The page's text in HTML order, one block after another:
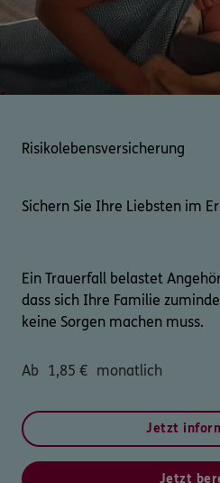
Bequem online oder
Mo–Sa 7–20
Kundenportal Log-in
Risikolebensversicherung
Sichern Sie Ihre Liebsten im
Ein Trauerfall belastet
dass sich Ihre Familie
keine Sorgen machen muss.
Ab 1,85 € monatlich
Jetzt
Jetzt